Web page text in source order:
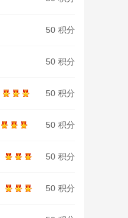
50 积分
50 积分
50 积分
50 积分
50 积分
50 积分